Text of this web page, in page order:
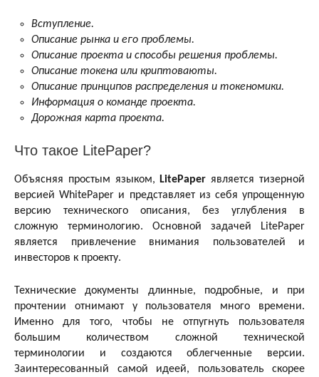
Вступление.
Описание рынка и его проблемы.
Описание проекта и способы решения проблемы.
Описание токена или криптоваюты.
Описание принципов распределения и токеномики.
Информация о команде проекта.
Дорожная карта проекта.
Что такое LitePaper?
Объясняя простым языком, LitePaper является тизерной
версией WhitePaper и представляет из себя упрощенную
версию технического описания, без углубления в
сложную терминологию. Основной задачей LitePaper
является привлечение внимания пользователей и
инвесторов к проекту.
Технические документы длинные, подробные, и при
прочтении отнимают у пользователя много времени.
Именно для того, чтобы не отпугнуть пользователя
большим количеством сложной технической
терминологии и создаются облегченные версии.
Заинтересованный самой идеей, пользователь скорее